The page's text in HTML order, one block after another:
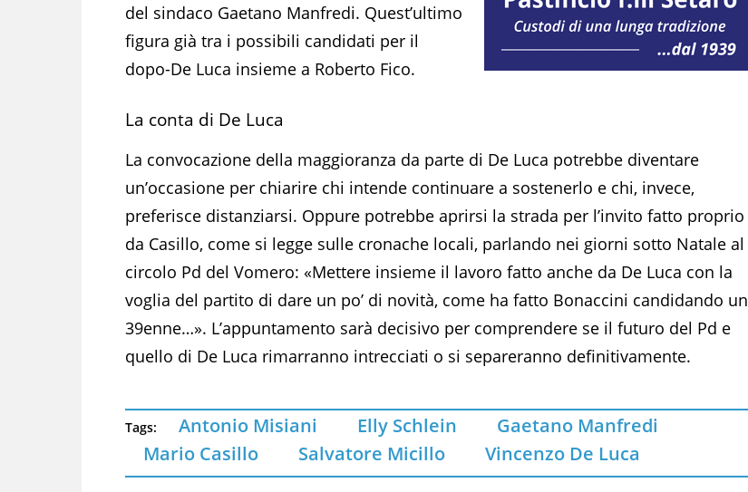
del sindaco Gaetano Manfredi. Quest’ultimo
figura già tra i possibili candidati per il
dopo-De Luca insieme a Roberto Fico.
La conta di De Luca
La convocazione della maggioranza da parte di De Luca potrebbe diventare
un’occasione per chiarire chi intende continuare a sostenerlo e chi, invece,
preferisce distanziarsi. Oppure potrebbe aprirsi la strada per l’invito fatto proprio
da Casillo, come si legge sulle cronache locali, parlando nei giorni sotto Natale al
circolo Pd del Vomero: «Mettere insieme il lavoro fatto anche da De Luca con la
voglia del partito di dare un po’ di novità, come ha fatto Bonaccini candidando un
39enne…». L’appuntamento sarà decisivo per comprendere se il futuro del Pd e
quello di De Luca rimarranno intrecciati o si separeranno definitivamente.
Tags: Antonio Misiani Elly Schlein
Gaetano Manfredi
Mario Casillo
Salvatore Micillo Vincenzo De Luca